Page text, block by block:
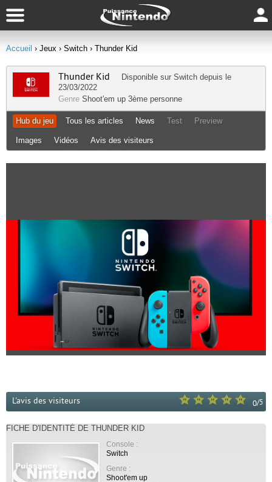
Accueil › Jeux › Switch › Thunder Kid
Thunder Kid Disponible sur Switch depuis le
23/03/2022
Genre Shoot'em up 3ème personne
Hub du jeu Tous les articles News Test Preview
Images Vidéos Avis des visiteurs
0/5
L'avis des visiteurs
FICHE D'IDENTITÉ DE THUNDER KID
Console :
Switch
Genre :
Shoot'em up